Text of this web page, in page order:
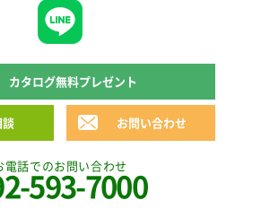
カタログ無料プレゼント
お問い合わせ
電話でのお問い合わせ
593-7000